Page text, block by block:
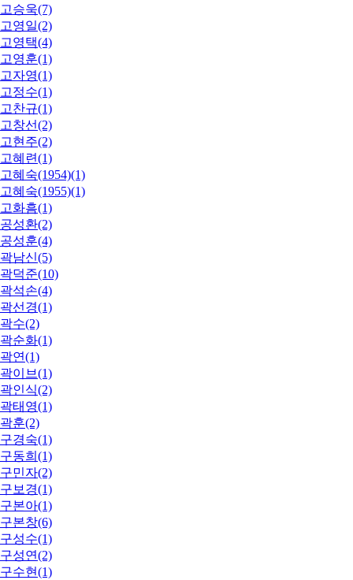
고승욱(7)
고영일(2)
고영택(4)
고영훈(1)
고자영(1)
고정수(1)
고찬규(1)
고창선(2)
고현주(2)
고혜련(1)
고혜숙(1954)(1)
고혜숙(1955)(1)
고화흠(1)
공성환(2)
공성훈(4)
곽남신(5)
곽덕준(10)
곽석손(4)
곽선경(1)
곽수(2)
곽순화(1)
곽연(1)
곽이브(1)
곽인식(2)
곽태영(1)
곽훈(2)
구경숙(1)
구동희(1)
구민자(2)
구보경(1)
구본아(1)
구본창(6)
구성수(1)
구성연(2)
구수현(1)